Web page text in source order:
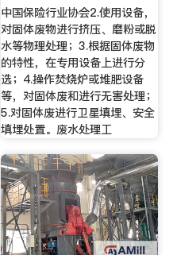
中国保险行业协会2.使用设备，
对固体废物进行挤压、磨粉或脱
水等物理处理；3.根据固体废物
的特性，在专用设备上进行分
选；4.操作焚烧炉或堆肥设备
等，对固体废和进行无害处理；
5.对固体废进行卫星填埋、安全
填埋处置。废水处理工